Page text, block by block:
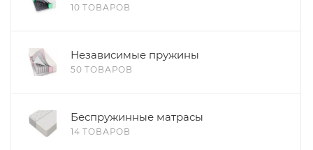
10 ТОВАРОВ
Независимые пружины
50 ТОВАРОВ
Беспружинные матрасы
14 ТОВАРОВ